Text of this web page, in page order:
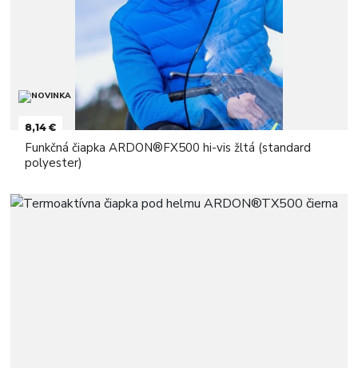
8,14 €
Funkčná čiapka ARDON®FX500 hi-vis žltá (standard
polyester)